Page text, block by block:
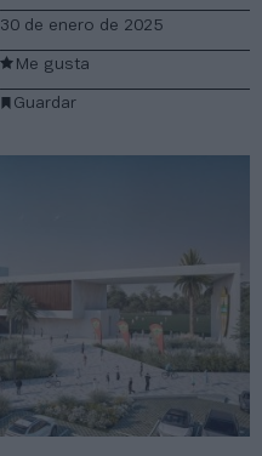
30 de enero de 2025
Guardar
Me gusta